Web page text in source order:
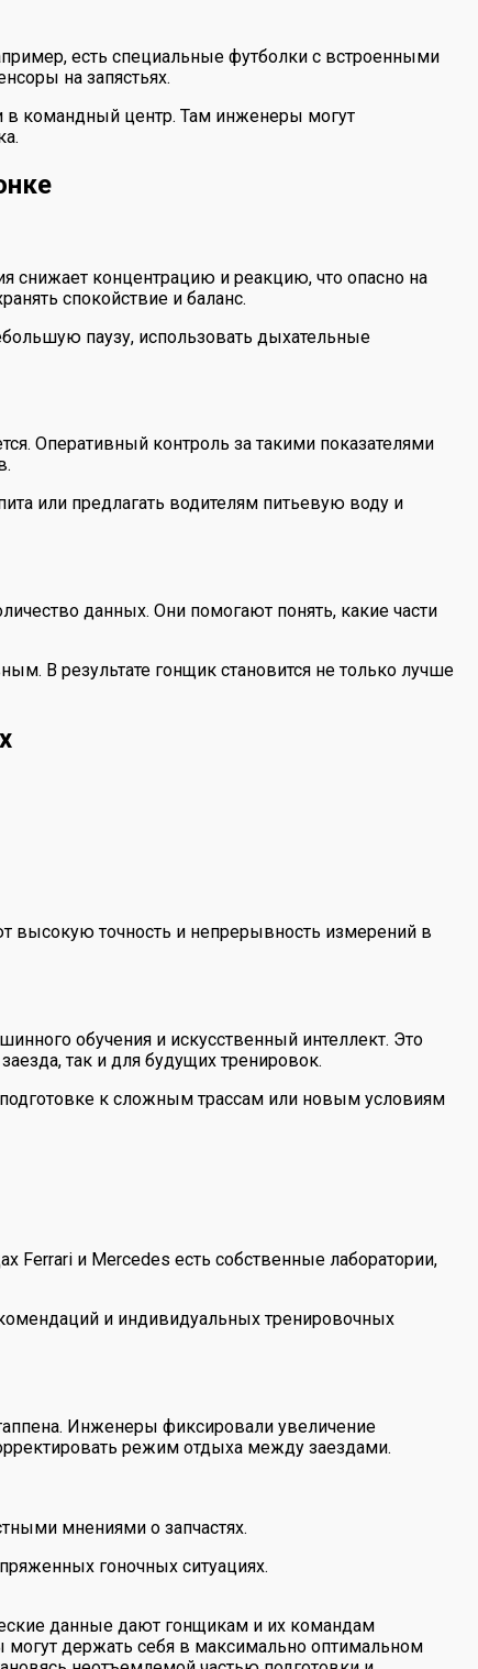
есть специальные футболки с встроенными
на запястьях.
в командный центр. Там инженеры могут
снижает концентрацию и реакцию, что опасно на
спокойствие и баланс.
паузу, использовать дыхательные
Оперативный контроль за такими показателями
или предлагать водителям питьевую воду и
данных. Они помогают понять, какие части
В результате гонщик становится не только лучше
высокую точность и непрерывность измерений в
обучения и искусственный интеллект. Это
так и для будущих тренировок.
к сложным трассам или новым условиям
и Mercedes есть собственные лаборатории,
и индивидуальных тренировочных
Инженеры фиксировали увеличение
режим отдыха между заездами.
мнениями о запчастях.
гоночных ситуациях.
данные дают гонщикам и их командам
могут держать себя в максимально оптимальном